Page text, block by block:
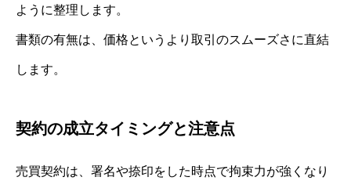
ように整理します。
書類の有無は、価格というより取引のスムーズさに直結
します。
契約の成立タイミングと注意点
売買契約は、署名や捺印をした時点で拘束力が強くなり